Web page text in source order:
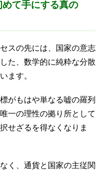
て手にする真の
スの先には、国家の意志
た、数学的に純粋な分散
ます。
がもはや単なる嘘の羅列
一の理性の拠り所として
せざるを得なくなりま
く、通貨と国家の主従関